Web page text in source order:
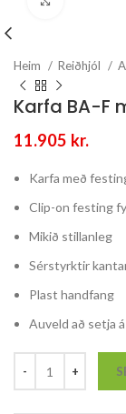
Heim Reiðhjól
Karfa BA-F
11.905 kr.
Karfa með
Clip-on festing
Mikið stillanleg
Sérstyrktir
Plast handfang
Auveld að setja